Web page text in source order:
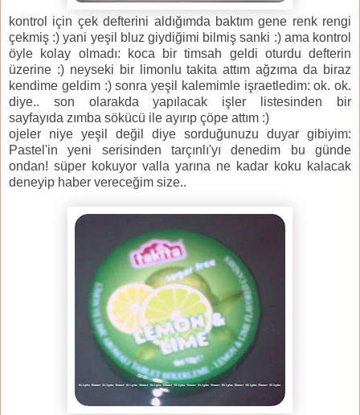
kontrol için çek defterini aldığımda baktım gene renk rengi
çekmiş :) yani yeşil bluz giydiğimi bilmiş sanki :) ama kontrol
öyle kolay olmadı: koca bir timsah geldi oturdu defterin
üzerine :) neyseki bir limonlu takita attım ağzıma da biraz
kendime geldim :) sonra yeşil kalemimle işraetledim: ok. ok.
diye.. son olarakda yapılacak işler listesinden bir
sayfayıda zımba sökücü ile ayırıp çöpe attım :)
ojeler niye yeşil değil diye sorduğunuzu duyar gibiyim:
Pastel'in yeni serisinden tarçınlı'yı denedim bu günde
ondan! süper kokuyor valla yarına ne kadar koku kalacak
deneyip haber vereceğim size..